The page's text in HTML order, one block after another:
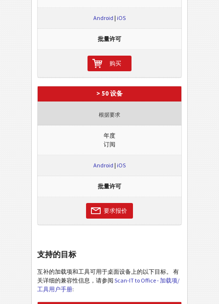
Android | iOS
批量许可
购买
> 50 设备
根据要求
年度
订阅
Android | iOS
批量许可
要求报价
支持的目标
互补的加载项和工具可用于桌面设备上的以下目标。 有
关详细的兼容性信息，请参阅 Scan-IT to Office - 加载项/
工具用户手册: